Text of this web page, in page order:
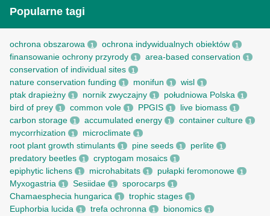
Popularne tagi
ochrona obszarowa 1 ochrona indywidualnych obiektów 1
finansowanie ochrony przyrody 1 area-based conservation 1
conservation of individual sites 1
nature conservation funding 1 monifun 1 wisl 1
ptak drapieżny 1 nornik zwyczajny 1 południowa Polska 1
bird of prey 1 common vole 1 PPGIS 1 live biomass 1
carbon storage 1 accumulated energy 1 container culture 1
mycorrhization 1 microclimate 1
root рlant growth stimulants 1 pine seeds 1 perlite 1
predatory beetles 1 cryptogam mosaics 1
epiphytic lichens 1 microhabitats 1 pułapki feromonowe 1
Myxogastria 1 Sesiidae 1 sporocarps 1
Chamaesphecia hungarica 1 trophic stages 1
Euphorbia lucida 1 trefa ochronna 1 bionomics 1